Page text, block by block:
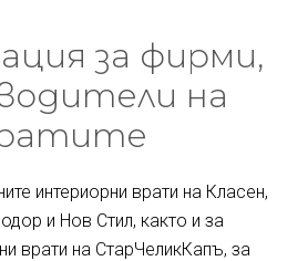
за фирми,
на
интериорни врати на Класен,
и Нов Стил, както и за
врати на СтарЧеликКапъ, за